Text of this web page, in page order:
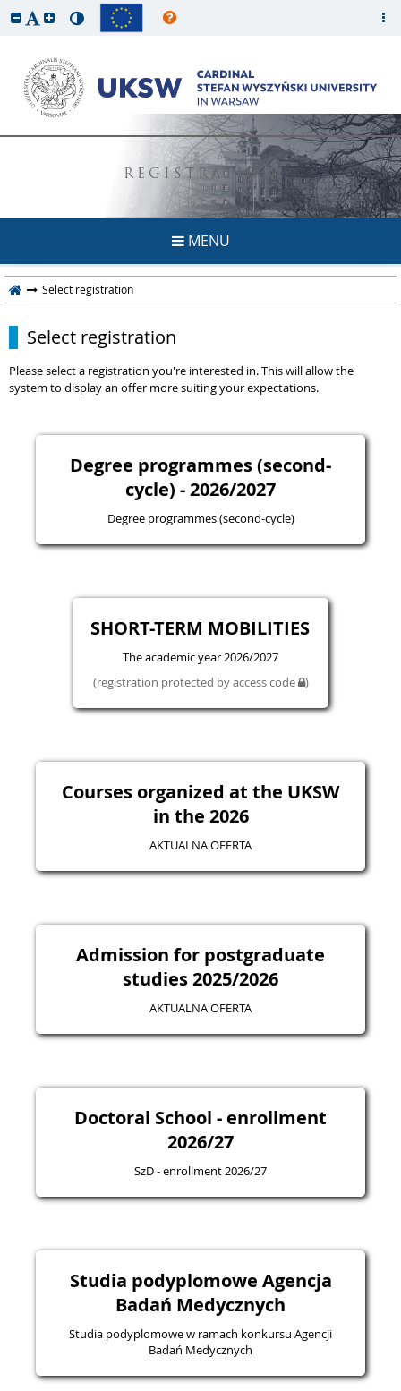
REGISTRATION
MENU
Select registration
Select registration
Please select a registration you're interested in. This will allow the
system to display an offer more suiting your expectations.
Degree programmes (second-
cycle) - 2026/2027
Degree programmes (second-cycle)
SHORT-TERM MOBILITIES
The academic year 2026/2027
(registration protected by access code )
Courses organized at the UKSW
in the 2026
AKTUALNA OFERTA
Admission for postgraduate
studies 2025/2026
AKTUALNA OFERTA
Doctoral School - enrollment
2026/27
SzD - enrollment 2026/27
Studia podyplomowe Agencja
Badań Medycznych
Studia podyplomowe w ramach konkursu Agencji
Badań Medycznych